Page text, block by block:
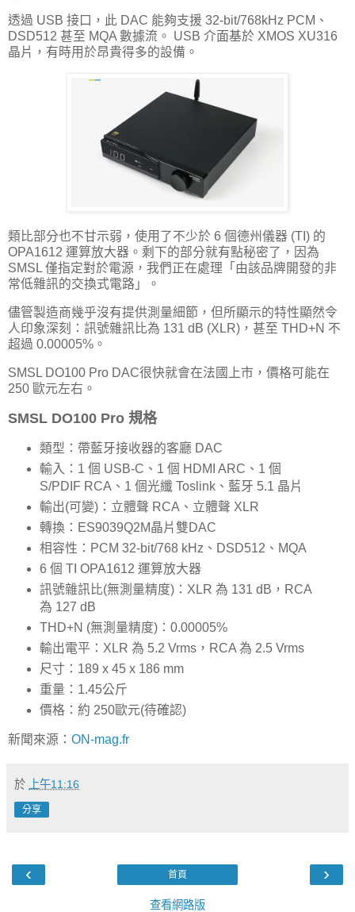
透過 USB 接口，此 DAC 能夠支援 32-bit/768kHz PCM、
DSD512 甚至 MQA 數據流。 USB 介面基於 XMOS XU316
晶片，有時用於昂貴得多的設備。
類比部分也不甘示弱，使用了不少於 6 個德州儀器 (TI) 的
OPA1612 運算放大器。剩下的部分就有點秘密了，因為
SMSL 僅指定對於電源，我們正在處理「由該品牌開發的非
常低雜訊的交換式電路」。
儘管製造商幾乎沒有提供測量細節，但所顯示的特性顯然令
人印象深刻：訊號雜訊比為 131 dB (XLR)，甚至 THD+N 不
超過 0.00005%。
SMSL DO100 Pro DAC很快就會在法國上市，價格可能在
250 歐元左右。
SMSL DO100 Pro 規格
類型：帶藍牙接收器的客廳 DAC
輸入：1 個 USB-C、1 個 HDMI ARC、1 個
S/PDIF RCA、1 個光纖 Toslink、藍牙 5.1 晶片
輸出(可變)：立體聲 RCA、立體聲 XLR
轉換：ES9039Q2M晶片雙DAC
相容性：PCM 32-bit/768 kHz、DSD512、MQA
6 個 TI OPA1612 運算放大器
訊號雜訊比(無測量精度)：XLR 為 131 dB，RCA
為 127 dB
THD+N (無測量精度)：0.00005%
輸出電平：XLR 為 5.2 Vrms，RCA 為 2.5 Vrms
尺寸：189 x 45 x 186 mm
重量：1.45公斤
價格：約 250歐元(待確認)
新聞來源： ON-mag.fr
於 上午11:16
分享
‹ ›
首頁
查看網路版